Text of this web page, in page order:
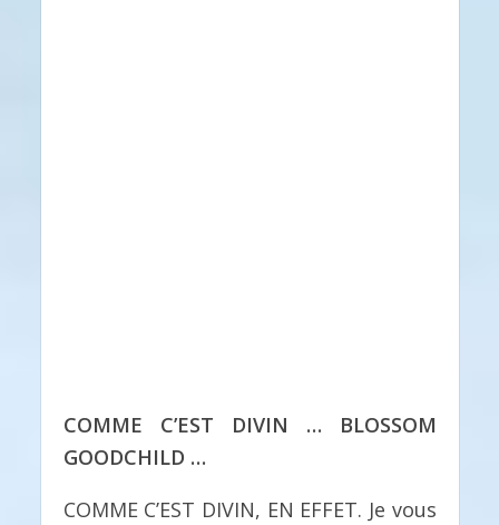
COMME C’EST DIVIN … BLOSSOM
GOODCHILD …
COMME C’EST DIVIN, EN EFFET. Je vous